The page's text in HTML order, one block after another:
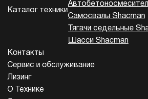
Каталог техники
Самосвалы Shacman
Тягачи седельные
Шасси Shacman
Контакты
Сервис и обслуживание
Лизинг
О Технике